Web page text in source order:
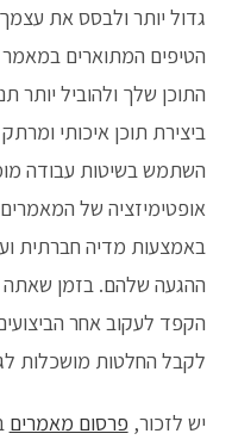
גדול יותר ולבסס את
הטיפים המתוארים
התוכן שלך ולהוביל
ביצירת תוכן איכותי
השתמש בשיטות עבודה
אופטימיזציה של
באמצעות מדיה חברתית
ההגעה שלהם. בזמן
הקפד לעקוב אחר
לקבל החלטות מושכלות
יש לזכור, פרסום מאמרים